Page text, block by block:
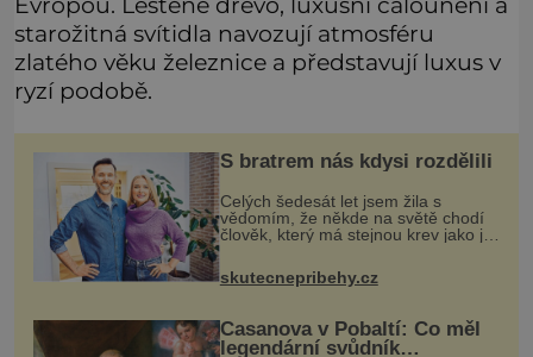
starožitná svítidla navozují atmosféru
zlatého věku železnice a představují luxus v
ryzí podobě.
S bratrem nás kdysi rozdělili
Celých šedesát let jsem žila s
vědomím, že někde na světě chodí
člověk, který má stejnou krev jako já.
Jen jsem si už nedovedla vybavit
jeho tvář. Byli jsme ještě malí, když
jsme s mým o šest let mlad
skutecnepribehy.cz
Casanova v Pobaltí: Co měl
legendární svůdník